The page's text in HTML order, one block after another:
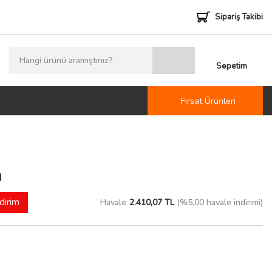
Sipariş Takibi
Sepetim
Fırsat Ürünleri
Havale 2.410,07 TL(%5,00 havale indirimi)